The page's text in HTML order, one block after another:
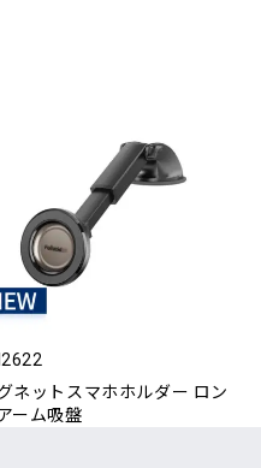
ネットスマホホルダー ロン
ーム吸盤